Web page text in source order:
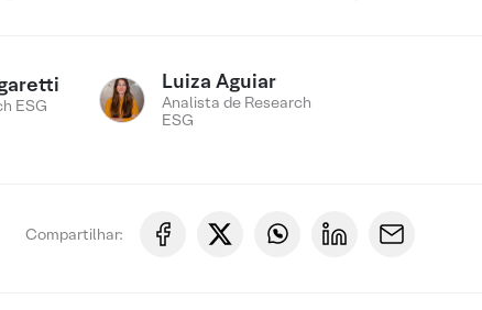
ESG
Luiza Aguiar
Analista de Research
ESG
Compartilhar: